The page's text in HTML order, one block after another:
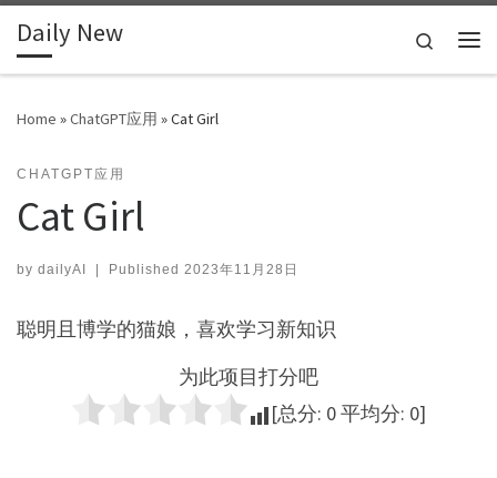
Skip to content
Daily New
Search
Home »ChatGPT应用 »Cat Girl
CHATGPT应用
Cat Girl
by dailyAI | Published 2023年11月28日
聪明且博学的猫娘，喜欢学习新知识
为此项目打分吧
[总分: 0平均分: 0]